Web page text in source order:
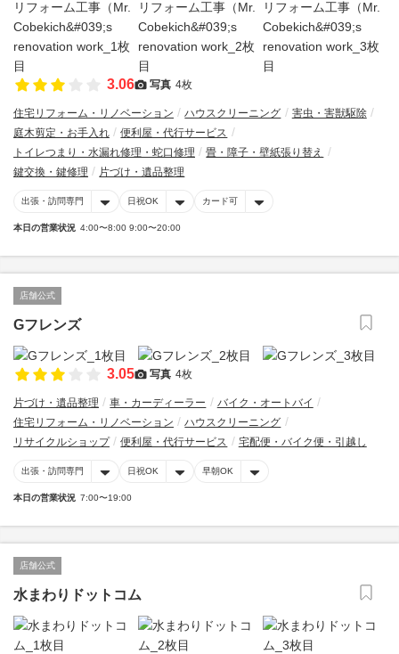
3.06 写真 4枚
住宅リフォーム・リノベーション ハウスクリーニング
害虫・害獣駆除
庭木剪定・お手入れ
便利屋・代行サービス
トイレつまり・水漏れ修理・蛇口修理
畳・障子・壁紙張り替え
鍵交換・鍵修理
片づけ・遺品整理
出張・訪問専門 日祝OK カード可
本日の営業状況 4:00〜8:00 9:00〜20:00
店舗公式
Gフレンズ
3.05 写真 4枚
片づけ・遺品整理 車・カーディーラー
バイク・オートバイ
住宅リフォーム・リノベーション
ハウスクリーニング
リサイクルショップ
便利屋・代行サービス 宅配便・バイク便・引越し
出張・訪問専門 日祝OK 早朝OK
本日の営業状況 7:00〜19:00
店舗公式
水まわりドットコム